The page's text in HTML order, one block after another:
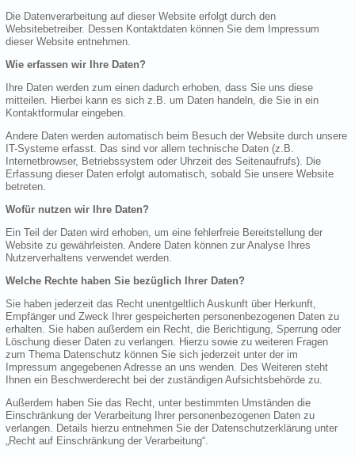
Die Datenverarbeitung auf dieser Website erfolgt durch den
Websitebetreiber. Dessen Kontaktdaten können Sie dem Impressum
dieser Website entnehmen.
Wie erfassen wir Ihre Daten?
Ihre Daten werden zum einen dadurch erhoben, dass Sie uns diese
mitteilen. Hierbei kann es sich z.B. um Daten handeln, die Sie in ein
Kontaktformular eingeben.
Andere Daten werden automatisch beim Besuch der Website durch unsere
IT-Systeme erfasst. Das sind vor allem technische Daten (z.B.
Internetbrowser, Betriebssystem oder Uhrzeit des Seitenaufrufs). Die
Erfassung dieser Daten erfolgt automatisch, sobald Sie unsere Website
betreten.
Wofür nutzen wir Ihre Daten?
Ein Teil der Daten wird erhoben, um eine fehlerfreie Bereitstellung der
Website zu gewährleisten. Andere Daten können zur Analyse Ihres
Nutzerverhaltens verwendet werden.
Welche Rechte haben Sie bezüglich Ihrer Daten?
Sie haben jederzeit das Recht unentgeltlich Auskunft über Herkunft,
Empfänger und Zweck Ihrer gespeicherten personenbezogenen Daten zu
erhalten. Sie haben außerdem ein Recht, die Berichtigung, Sperrung oder
Löschung dieser Daten zu verlangen. Hierzu sowie zu weiteren Fragen
zum Thema Datenschutz können Sie sich jederzeit unter der im
Impressum angegebenen Adresse an uns wenden. Des Weiteren steht
Ihnen ein Beschwerderecht bei der zuständigen Aufsichtsbehörde zu.
Außerdem haben Sie das Recht, unter bestimmten Umständen die
Einschränkung der Verarbeitung Ihrer personenbezogenen Daten zu
verlangen. Details hierzu entnehmen Sie der Datenschutzerklärung unter
„Recht auf Einschränkung der Verarbeitung“.